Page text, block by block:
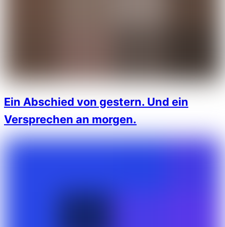
Ein Abschied von gestern. Und ein
Versprechen an morgen.